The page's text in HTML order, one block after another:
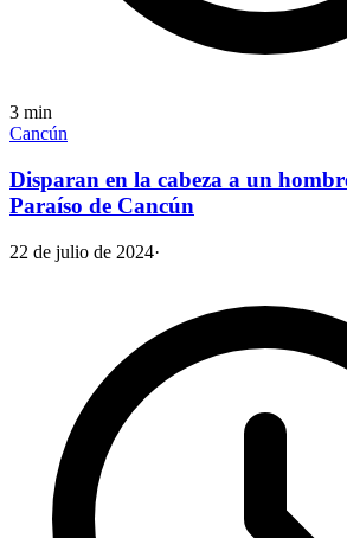
3 min
Cancún
Disparan en la cabeza a un
Paraíso de Cancún
22 de julio de 2024·